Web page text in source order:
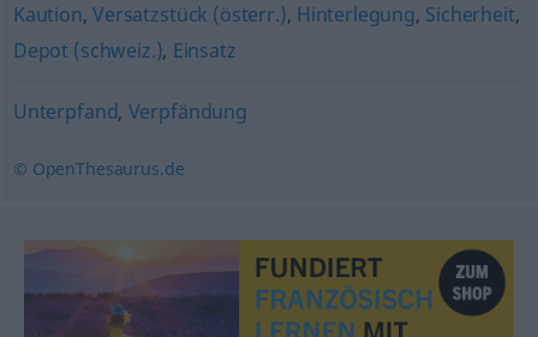
Kaution,Versatzstück (österr.), Hinterlegung, Sicherheit,
Depot (schweiz.), Einsatz
Unterpfand, Verpfändung
© OpenThesaurus.de